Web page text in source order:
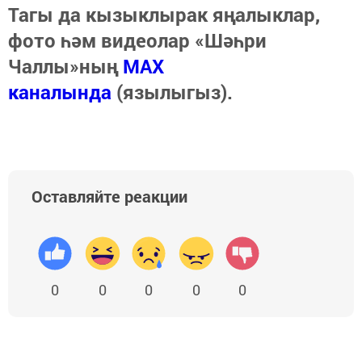
Тагы да кызыклырак яңалыклар,
фото һәм видеолар «Шәһри
Чаллы»ныңMAX
каналында (язылыгыз).
Оставляйте реакции
0 0 0 0 0